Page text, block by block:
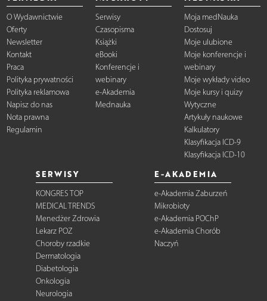
O Wydawnictwie
Oferty
Newsletter
Kontakt
Praca
Polityka prywatności
Polityka reklamowa
Napisz do nas
Nota prawna
Regulamin
Serwisy
Czasopisma
Książki
eBooki
Konferencje i
webinary
e-Akademia
Mednauka
Moja medNauka
Dostosuj
Moje ulubione
Moje konferencje i
webinary
Moje wykłady video
Moje kursy i quizy
Wytyczne
Artykuły naukowe
Kalkulatory
Klasyfikacja ICD-9
Klasyfikacja ICD-10
SERWISY
KONGRES TOP
MEDICAL TRENDS
Menedżer Zdrowia
Lekarz POZ
Choroby rzadkie
Dermatologia
Diabetologia
Onkologia
Neurologia
E-AKADEMIA
e-Akademia Zaburzeń
Mikrobioty
e-Akademia POChP
e-Akademia Chorób
Naczyń